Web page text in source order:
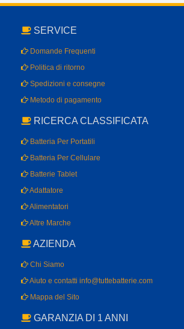
SERVICE
Domande Frequenti
Politica di ritorno
Spedizioni e consegne
Metodo di pagamento
RICERCA CLASSIFICATA
Batteria Per Portatili
Batteria Per Cellulare
Batterie Tablet
Adattatore
Alimentatori
Altre Marche
AZIENDA
Chi Siamo
Aiuto e contatti info@tuttebatterie.com
Mappa del Sito
GARANZIA DI 1 ANNI